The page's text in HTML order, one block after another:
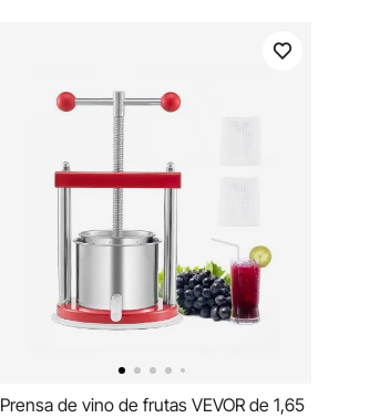
Prensa de vino de frutas VEVOR de 1,65